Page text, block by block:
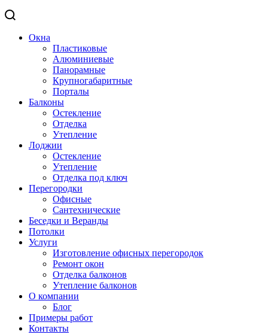
Окна
Пластиковые
Алюминиевые
Панорамные
Крупногабаритные
Порталы
Балконы
Остекление
Отделка
Утепление
Лоджии
Остекление
Утепление
Отделка под ключ
Перегородки
Офисные
Сантехнические
Беседки и Веранды
Потолки
Услуги
Изготовление офисных перегородок
Ремонт окон
Отделка балконов
Утепление балконов
О компании
Блог
Примеры работ
Контакты